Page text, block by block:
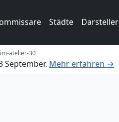
Städte Darsteller
atelier-30
September. Mehr erfahren →